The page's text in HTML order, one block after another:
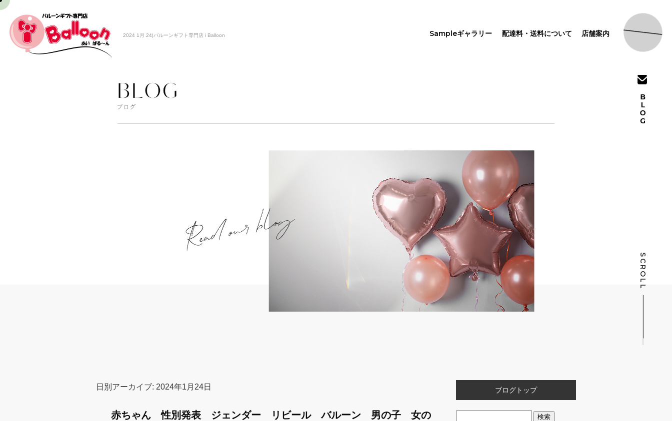
2024 1月 24|バルーンギフト専門店 i Balloon Sampleギャラリー 配達料・送料について 店舗案内
SCROLL
日別アーカイブ: 2024年1月24日
赤ちゃん 性別発表 ジェンダー リビール バルーン 男の子 女の
ブログトップ